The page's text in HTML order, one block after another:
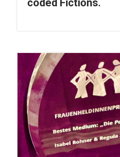
coded Fictions.